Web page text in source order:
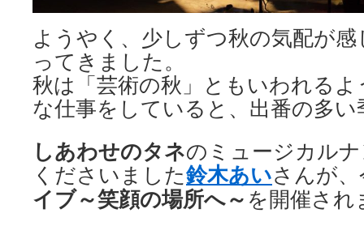
ようやく、少しずつ秋の気配が
ってきました。
秋は「芸術の秋」ともいわれる
な仕事をしていると、出番の多
しあわせのタネのミュージカル
くださいました鈴木あいさんが
イブ～笑顔の場所へ～ を開催され